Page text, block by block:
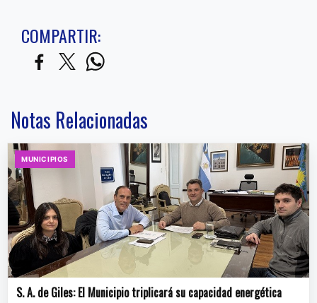
COMPARTIR:
Notas Relacionadas
MUNICIPIOS
S. A. de Giles: El Municipio triplicará su capacidad energética